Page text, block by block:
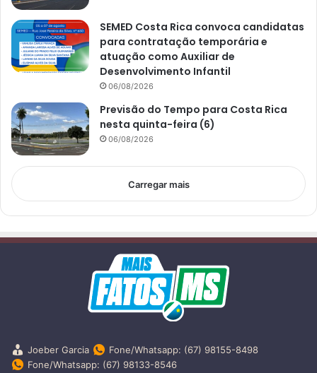
SEMED Costa Rica convoca candidatas
para contratação temporária e
atuação como Auxiliar de
Desenvolvimento Infantil
06/08/2026
Previsão do Tempo para Costa Rica
nesta quinta-feira (6)
06/08/2026
Carregar mais
Joeber Garcia
Fone/Whatsapp: (67) 98155-8498
Fone/Whatsapp: (67) 98133-8546